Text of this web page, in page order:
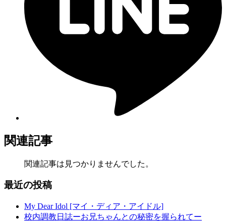
関連記事
関連記事は見つかりませんでした。
最近の投稿
My Dear Idol [マイ・ディア・アイドル]
校内調教日誌ーお兄ちゃんとの秘密を握られてー